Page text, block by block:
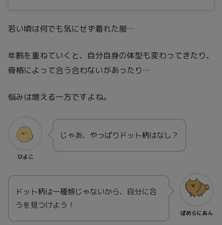
若い頃は何でも気にせず着れた服…
年齢を重ねていくと、自分自身の体型も変わってきたり、
骨格によって合う合わないがあったり…
悩みは増える一方ですよね。
ひよこ
じゃあ、やっぱりドット柄はなし？
ぽめらにあん
ドット柄は一種類じゃないから、自分に合
うを見つけよう！